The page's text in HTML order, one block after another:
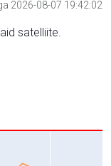
2026-08-07 19:42:02
satelliite.